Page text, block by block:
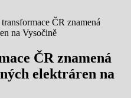
ČR znamená
na Vysočině
ČR znamená
elektráren na